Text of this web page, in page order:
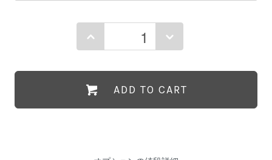
ADD TO CART